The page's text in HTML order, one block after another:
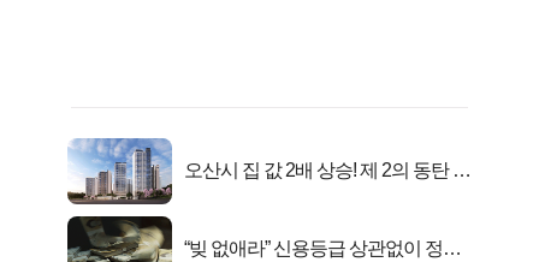
오산시 집 값 2배 상승! 제 2의 동탄 신
“빚 없애라” 신용등급 상관없이 정부